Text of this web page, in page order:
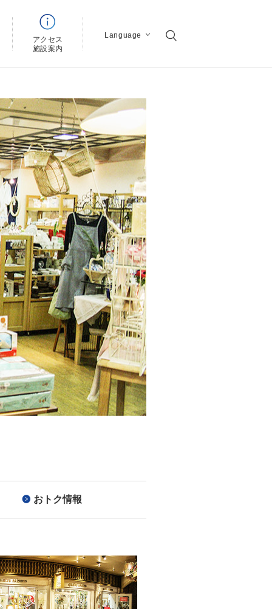
アクセス
施設案内
Language
おトク情報